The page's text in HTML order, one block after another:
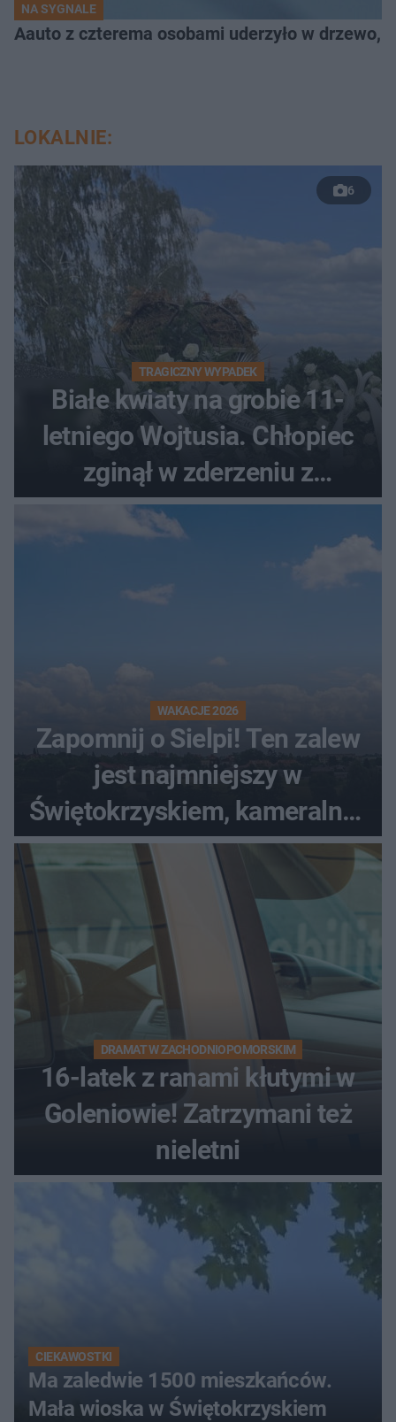
NA SYGNALE
Aauto z czterema osobami uderzyło w drzewo,
LOKALNIE:
6
TRAGICZNY WYPADEK
Białe kwiaty na grobie 11-
letniego Wojtusia. Chłopiec
zginął w zderzeniu z
kombajnem
WAKACJE 2026
Zapomnij o Sielpi! Ten zalew
jest najmniejszy w
Świętokrzyskiem, kameralny i
bez tłumów
DRAMAT W ZACHODNIOPOMORSKIM
16-latek z ranami kłutymi w
Goleniowie! Zatrzymani też
nieletni
CIEKAWOSTKI
Ma zaledwie 1500 mieszkańców.
Mała wioska w Świętokrzyskiem